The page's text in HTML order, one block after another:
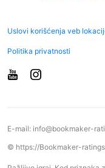
Uslovi korišćenja veb
Politika privatnosti
E-mail: info@bookmaker-
© https://Bookmaker-